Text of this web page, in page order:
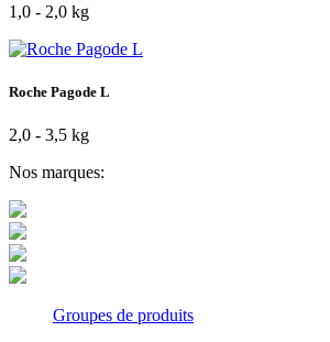
1,0 - 2,0 kg
Roche Pagode L
2,0 - 3,5 kg
Nos marques:
Groupes de produits